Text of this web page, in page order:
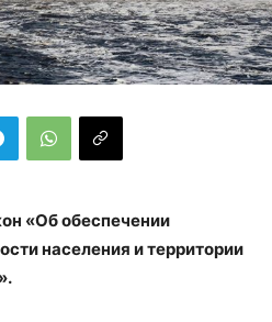
«Об обеспечении
населения и территории